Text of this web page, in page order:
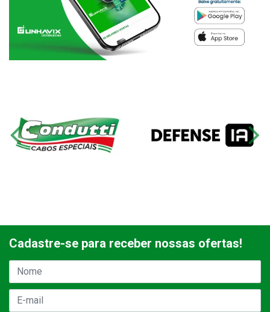
Cadastre-se para receber nossas ofertas!